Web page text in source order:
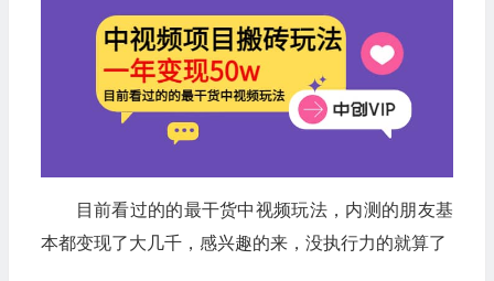
目前看过的的最干货中视频玩法，内测的朋友基
本都变现了大几千，感兴趣的来，没执行力的就算了